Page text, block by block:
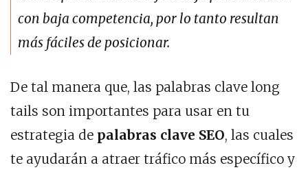
con baja competencia, por lo tanto resultan
más fáciles de posicionar.
De tal manera que, las palabras clave long
tails son importantes para usar en tu
estrategia de palabras clave SEO, las cuales
te ayudarán a atraer tráfico más específico y